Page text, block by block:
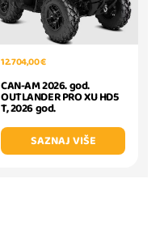
12.704,00 €
CAN-AM 2026. god.
OUTLANDER PRO XU HD5
T, 2026 god.
SAZNAJ VIŠE